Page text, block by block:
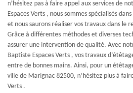
n’hésitez pas à faire appel aux services de
Espaces Verts , nous sommes spécialisés
et nous saurons réaliser vos travaux dans le
Grâce à différentes méthodes et diverses
assurer une intervention de qualité. Avec
Baptiste Espaces Verts , vos travaux
entre de bonnes mains. Ainsi, pour un
ville de Marignac 82500, n’hésitez plus à
Verts .